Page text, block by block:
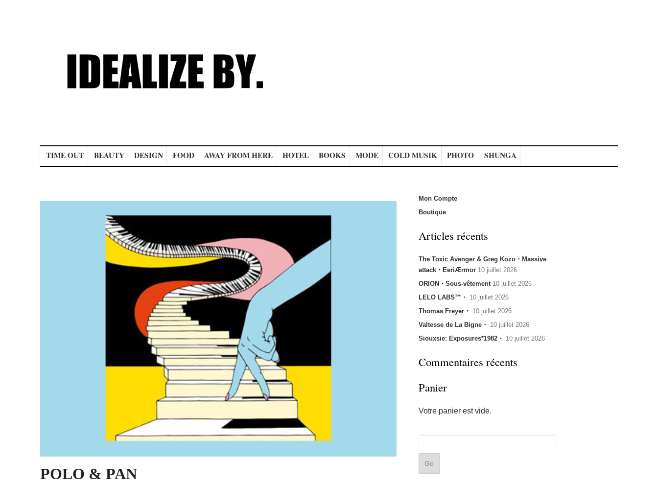
TIME OUT BEAUTY DESIGN FOOD AWAY FROM HERE HOTEL BOOKS MODE COLD MUSIK PHOTO SHUNGA
POLO & PAN
Mon Compte
Boutique
Articles récents
The Toxic Avenger & Greg Kozo・Massive
attack・EeriÆrmor 10 juillet 2026
ORION・Sous-vêtement 10 juillet 2026
LELO LABS™・ 10 juillet 2026
Thomas Freyer・ 10 juillet 2026
Valtesse de La Bigne・ 10 juillet 2026
Siouxsie: Exposures*1982・ 10 juillet 2026
Commentaires récents
Panier
Votre panier est vide.